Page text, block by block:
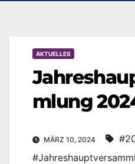
AKTUELLES
mlung
MÄRZ 10, 2024